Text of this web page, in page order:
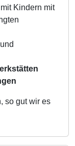
Kindern mit
so gut wir es